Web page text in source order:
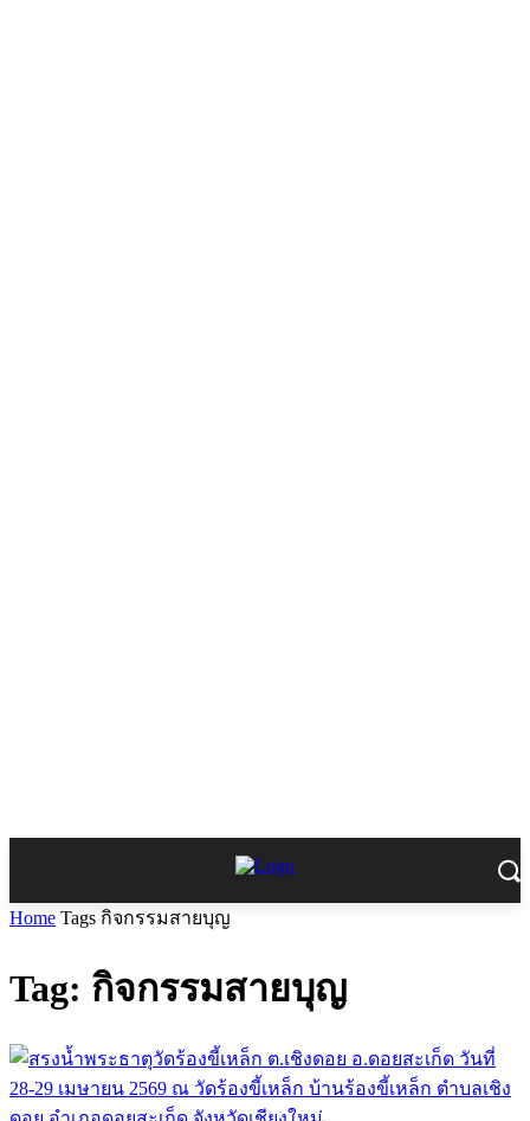
Home Tags กิจกรรมสายบุญ
Tag: กิจกรรมสายบุญ